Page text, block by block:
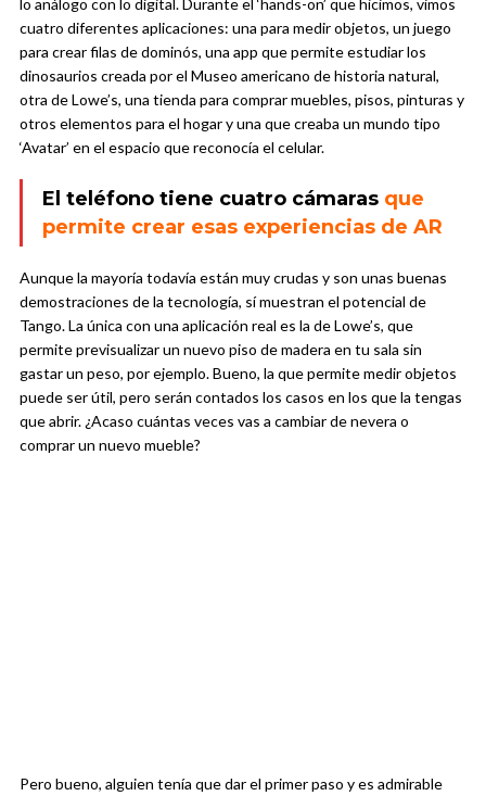
cuatro diferentes aplicaciones: una para medir objetos, un juego
para crear filas de dominós, una app que permite estudiar los
dinosaurios creada por el Museo americano de historia natural,
otra de Lowe’s, una tienda para comprar muebles, pisos, pinturas y
otros elementos para el hogar y una que creaba un mundo tipo
‘Avatar’ en el espacio que reconocía el celular.
El teléfono tiene cuatro cámaras que
permite crear esas experiencias de AR
Aunque la mayoría todavía están muy crudas y son unas buenas
demostraciones de la tecnología, sí muestran el potencial de
Tango. La única con una aplicación real es la de Lowe’s, que
permite previsualizar un nuevo piso de madera en tu sala sin
gastar un peso, por ejemplo. Bueno, la que permite medir objetos
puede ser útil, pero serán contados los casos en los que la tengas
que abrir. ¿Acaso cuántas veces vas a cambiar de nevera o
comprar un nuevo mueble?
Pero bueno, alguien tenía que dar el primer paso y es admirable